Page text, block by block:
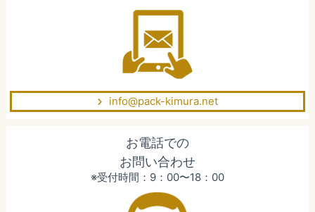
info@pack-kimura.net
お電話での
お問い合わせ
※受付時間：9：00〜18：00